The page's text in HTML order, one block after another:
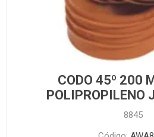
CODO 45º 200
POLIPROPILENO
8845